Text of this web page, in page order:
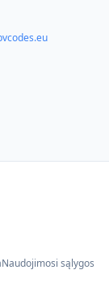
Naudojimosi sąlygos